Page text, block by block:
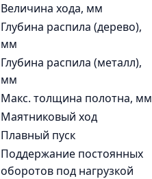
Величина хода, мм
Глубина распила (дерево),
мм
Глубина распила (металл),
мм
Макс. толщина полотна, мм
Маятниковый ход
Плавный пуск
Поддержание постоянных
оборотов под нагрузкой